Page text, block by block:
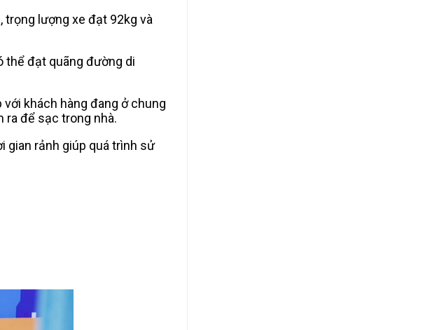
trọng lượng xe đạt 92kg và
thể đạt quãng đường di
khách hàng đang ở chung
ra để sạc trong nhà.
gian rảnh giúp quá trình sử